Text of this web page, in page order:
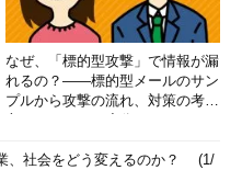
なぜ、「標的型攻撃」で情報が漏
れるの？――標的型メールのサン
プルから攻撃の流れ、対策の考え
、社会をどう変えるのか？ (1/